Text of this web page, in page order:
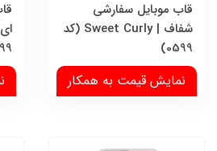
قاب موبایل سفارشی
شفاف | Sweet Curly (کد
0599)
نمایش قیمت به همکار